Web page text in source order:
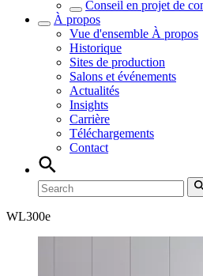
Conseil en projet de
À propos
Vue d'ensemble À propos
Historique
Sites de production
Salons et événements
Actualités
Insights
Carrière
Téléchargements
Contact
WL300e